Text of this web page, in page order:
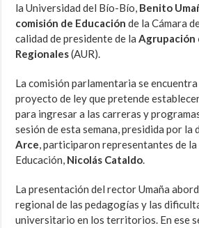
la Universidad del Bío-Bío, Benito
comisión de Educación de la Cámara
calidad de presidente de laAgrupación
Regionales(AUR).
La comisión parlamentaria se
proyecto de ley que pretende
para ingresar a las carreras y
sesión de esta semana, presidida por la
Arce, participaron representantes de
Educación, Nicolás Cataldo.
La presentación del rector Umaña
regional de las pedagogías y las
universitario en los territorios. En ese